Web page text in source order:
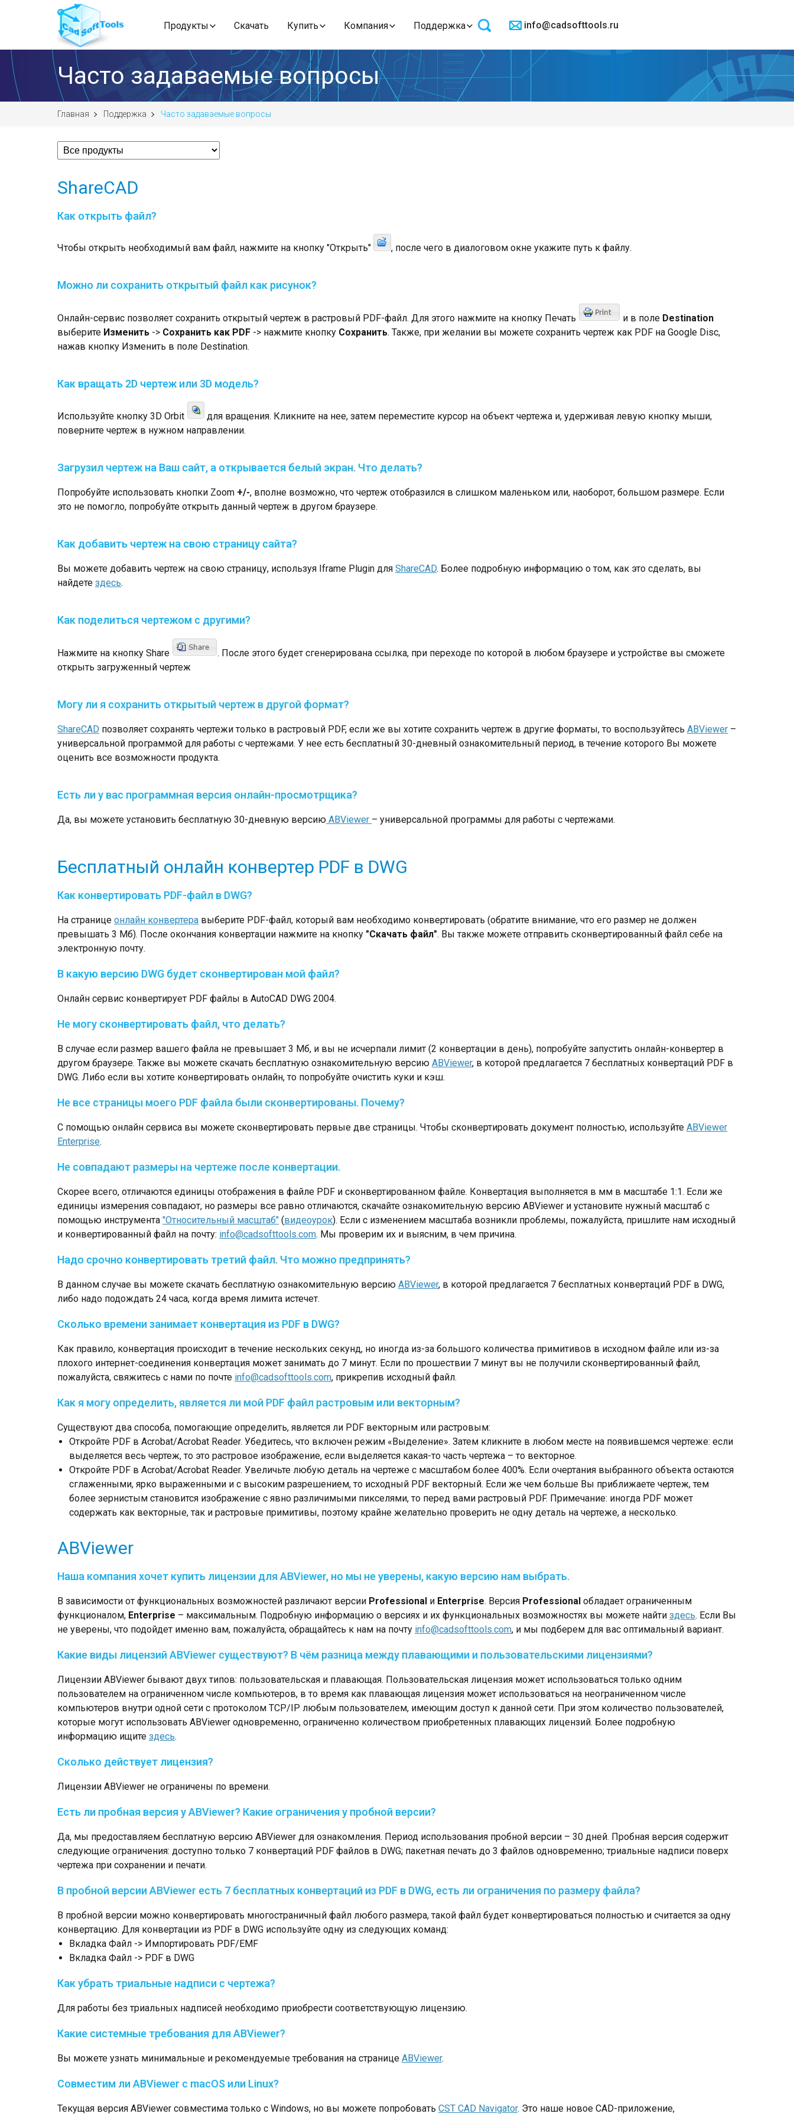
Продукты Скачать Купить Компания Поддержка info@cadsofttools.ru
Часто задаваемые вопросы
Главная Поддержка Часто задаваемые вопросы
ShareCAD
Как открыть файл?
Чтобы открыть необходимый вам файл, нажмите на кнопку "Открыть" , после чего в диалоговом окне укажите путь к файлу.
Можно ли сохранить открытый файл как рисунок?
Онлайн-сервис позволяет сохранить открытый чертеж в растровый PDF-файл. Для этого нажмите на кнопку Печать и в поле Destination
выберите Изменить -> Сохранить как PDF -> нажмите кнопку Сохранить. Также, при желании вы можете сохранить чертеж как PDF на Google Disc,
нажав кнопку Изменить в поле Destination.
Как вращать 2D чертеж или 3D модель?
Используйте кнопку 3D Orbit
для вращения. Кликните на нее, затем переместите курсор на объект чертежа и, удерживая левую кнопку мыши,
поверните чертеж в нужном направлении.
Загрузил чертеж на Ваш сайт, а открывается белый экран. Что делать?
Попробуйте использовать кнопки Zoom +/-, вполне возможно, что чертеж отобразился в слишком маленьком или, наоборот, большом размере. Если
это не помогло, попробуйте открыть данный чертеж в другом браузере.
Как добавить чертеж на свою страницу сайта?
Вы можете добавить чертеж на свою страницу, используя Iframe Plugin для ShareCAD. Более подробную информацию о том, как это сделать, вы
найдете здесь.
Как поделиться чертежом с другими?
Нажмите на кнопку Share
. После этого будет сгенерирована ссылка, при переходе по которой в любом браузере и устройстве вы сможете
открыть загруженный чертеж
Могу ли я сохранить открытый чертеж в другой формат?
ShareCAD позволяет сохранять чертежи только в растровый PDF, если же вы хотите сохранить чертеж в другие форматы, то воспользуйтесь ABViewer –
универсальной программой для работы с чертежами. У нее есть бесплатный 30-дневный ознакомительный период, в течение которого Вы можете
оценить все возможности продукта.
Есть ли у вас программная версия онлайн-просмотрщика?
Да, вы можете установить бесплатную 30-дневную версию ABViewer – универсальной программы для работы с чертежами.
Бесплатный онлайн конвертер PDF в DWG
Как конвертировать PDF-файл в DWG?
На странице онлайн конвертера выберите PDF-файл, который вам необходимо конвертировать (обратите внимание, что его размер не должен
превышать 3 Мб). После окончания конвертации нажмите на кнопку "Скачать файл". Вы также можете отправить сконвертированный файл себе на
электронную почту.
В какую версию DWG будет сконвертирован мой файл?
Онлайн сервис конвертирует PDF файлы в AutoCAD DWG 2004.
Не могу сконвертировать файл, что делать?
В случае если размер вашего файла не превышает 3 Мб, и вы не исчерпали лимит (2 конвертации в день), попробуйте запустить онлайн-конвертер в
другом браузере. Также вы можете скачать бесплатную ознакомительную версию ABViewer, в которой предлагается 7 бесплатных конвертаций PDF в
DWG. Либо если вы хотите конвертировать онлайн, то попробуйте очистить куки и кэш.
Не все страницы моего PDF файла были сконвертированы. Почему?
С помощью онлайн сервиса вы можете сконвертировать первые две страницы. Чтобы сконвертировать документ полностью, используйте ABViewer
Enterprise.
Не совпадают размеры на чертеже после конвертации.
Скорее всего, отличаются единицы отображения в файле PDF и сконвертированном файле. Конвертация выполняется в мм в масштабе 1:1. Если же
единицы измерения совпадают, но размеры все равно отличаются, скачайте ознакомительную версию ABViewer и установите нужный масштаб с
помощью инструмента "Относительный масштаб" (видеоурок). Если с изменением масштаба возникли проблемы, пожалуйста, пришлите нам исходный
и конвертированный файл на почту: info@cadsofttools.com. Мы проверим их и выясним, в чем причина.
Надо срочно конвертировать третий файл. Что можно предпринять?
В данном случае вы можете скачать бесплатную ознакомительную версию ABViewer, в которой предлагается 7 бесплатных конвертаций PDF в DWG,
либо надо подождать 24 часа, когда время лимита истечет.
Сколько времени занимает конвертация из PDF в DWG?
Как правило, конвертация происходит в течение нескольких секунд, но иногда из-за большого количества примитивов в исходном файле или из-за
плохого интернет-соединения конвертация может занимать до 7 минут. Если по прошествии 7 минут вы не получили сконвертированный файл,
пожалуйста, свяжитесь с нами по почте info@cadsofttools.com, прикрепив исходный файл.
Как я могу определить, является ли мой PDF файл растровым или векторным?
Существуют два способа, помогающие определить, является ли PDF векторным или растровым:
Откройте PDF в Acrobat/Acrobat Reader. Убедитесь, что включен режим «Выделение». Затем кликните в любом месте на появившемся чертеже: если
выделяется весь чертеж, то это растровое изображение, если выделяется какая-то часть чертежа – то векторное.
Откройте PDF в Acrobat/Acrobat Reader. Увеличьте любую деталь на чертеже с масштабом более 400%. Если очертания выбранного объекта остаются
сглаженными, ярко выраженными и с высоким разрешением, то исходный PDF векторный. Если же чем больше Вы приближаете чертеж, тем
более зернистым становится изображение с явно различимыми пикселями, то перед вами растровый PDF. Примечание: иногда PDF может
содержать как векторные, так и растровые примитивы, поэтому крайне желательно проверить не одну деталь на чертеже, а несколько.
ABViewer
Наша компания хочет купить лицензии для ABViewer, но мы не уверены, какую версию нам выбрать.
В зависимости от функциональных возможностей различают версии Professional и Enterprise. Версия Professional обладает ограниченным
функционалом, Enterprise – максимальным. Подробную информацию о версиях и их функциональных возможностях вы можете найти здесь. Если Вы
не уверены, что подойдет именно вам, пожалуйста, обращайтесь к нам на почту info@cadsofttools.com, и мы подберем для вас оптимальный вариант.
Какие виды лицензий ABViewer существуют? В чём разница между плавающими и пользовательскими лицензиями?
Лицензии ABViewer бывают двух типов: пользовательская и плавающая. Пользовательская лицензия может использоваться только одним
пользователем на ограниченном числе компьютеров, в то время как плавающая лицензия может использоваться на неограниченном числе
компьютеров внутри одной сети с протоколом TCP/IP любым пользователем, имеющим доступ к данной сети. При этом количество пользователей,
которые могут использовать ABViewer одновременно, ограниченно количеством приобретенных плавающих лицензий. Более подробную
информацию ищите здесь.
Сколько действует лицензия?
Лицензии ABViewer не ограничены по времени.
Есть ли пробная версия у ABViewer? Какие ограничения у пробной версии?
Да, мы предоставляем бесплатную версию ABViewer для ознакомления. Период использования пробной версии – 30 дней. Пробная версия содержит
следующие ограничения: доступно только 7 конвертаций PDF файлов в DWG; пакетная печать до 3 файлов одновременно; триальные надписи поверх
чертежа при сохранении и печати.
В пробной версии ABViewer есть 7 бесплатных конвертаций из PDF в DWG, есть ли ограничения по размеру файла?
В пробной версии можно конвертировать многостраничный файл любого размера, такой файл будет конвертироваться полностью и считается за одну
конвертацию. Для конвертации из PDF в DWG используйте одну из следующих команд:
Вкладка Файл -> Импортировать PDF/EMF
Вкладка Файл -> PDF в DWG
Как убрать триальные надписи с чертежа?
Для работы без триальных надписей необходимо приобрести соответствующую лицензию.
Какие системные требования для ABViewer?
Вы можете узнать минимальные и рекомендуемые требования на странице ABViewer.
Совместим ли ABViewer с macOS или Linux?
Текущая версия ABViewer совместима только с Windows, но вы можете попробовать CST CAD Navigator. Это наше новое CAD-приложение,